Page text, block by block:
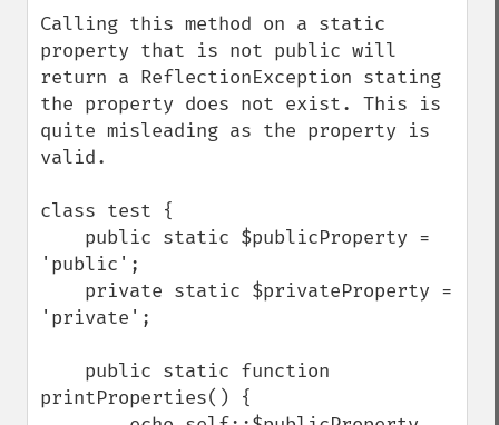
Calling this method on a static
property that is not public will
return a ReflectionException stating
the property does not exist. This is
quite misleading as the property is
valid.
class test {
'public';
'private';
printProperties() {